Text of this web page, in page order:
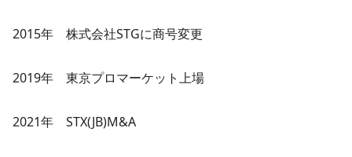
2015年 株式会社STGに商号変更
2019年 東京プロマーケット上場
2021年 STX(JB)M&A